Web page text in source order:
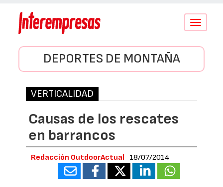
Conmutar
DEPORTES DE MONTAÑA
VERTICALIDAD
Causas de los rescates
en barrancos
Redacción OutdoorActual 18/07/2014